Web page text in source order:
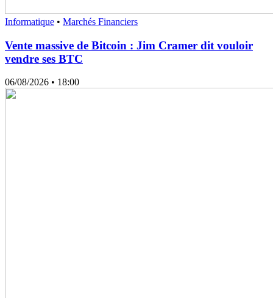
Informatique • Marchés Financiers
Vente massive de Bitcoin : Jim Cramer dit vouloir
vendre ses BTC
06/08/2026 • 18:00